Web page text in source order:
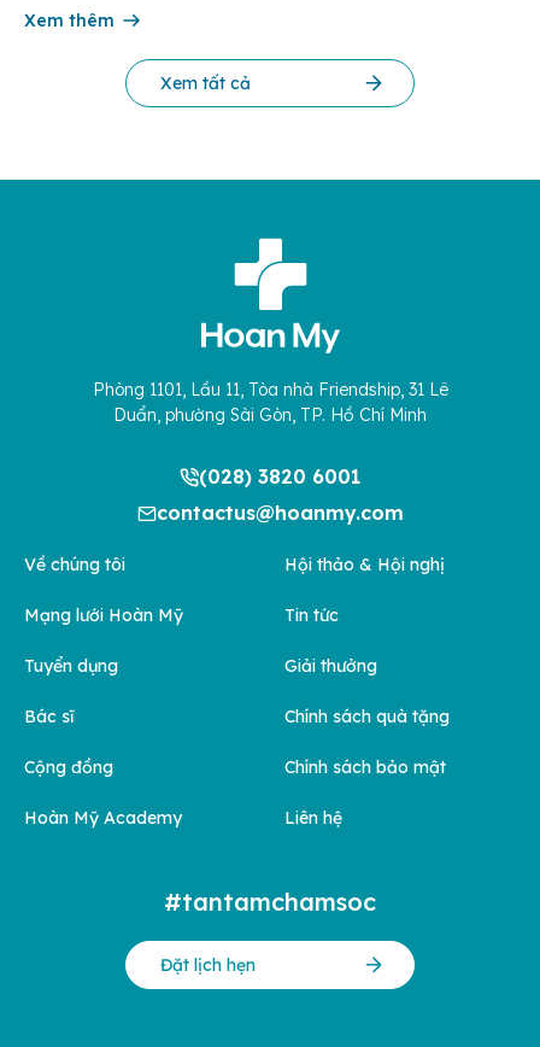
hiểu rõ […]
Xem thêm
Xem tất cả
Phòng 1101, Lầu 11, Tòa nhà Friendship, 31 Lê
Duẩn, phường Sài Gòn, TP. Hồ Chí Minh
(028) 3820 6001
contactus@hoanmy.com
Về chúng tôi
Mạng lưới Hoàn Mỹ
Tuyển dụng
Bác sĩ
Cộng đồng
Hoàn Mỹ Academy
Hội thảo & Hội nghị
Tin tức
Giải thưởng
Chính sách quà tặng
Chính sách bảo mật
Liên hệ
#tantamchamsoc
Đặt lịch hẹn